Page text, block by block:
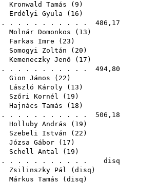
Kronwald Tamás ( 9 )
Erdélyi Gyula ( 16 )
. . . . . . . . . . . 486,17
Molnár Domonkos ( 13 )
Farkas Imre ( 23 )
Somogyi Zoltán ( 20 )
Kemeneczky Jenő ( 17 )
. . . . . . . . . . . 494,80
Gion János ( 22 )
László Károly ( 13 )
Szőri Kornél ( 19 )
Hajnács Tamás ( 18 )
. . . . . . . . . . . 506,18
Holluby András ( 19 )
Szebeli István ( 22 )
Józsa Gábor ( 17 )
Schell Antal ( 19 )
. . . . . . . . . . . disq
Zsilinszky Pál ( disq )
Márkus Tamás ( disq )